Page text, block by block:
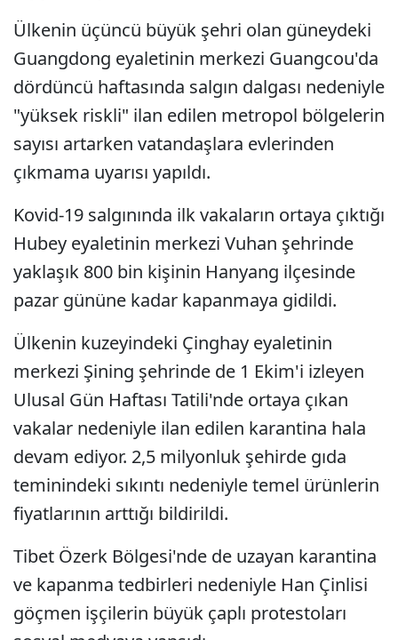
Ülkenin üçüncü büyük şehri olan güneydeki
Guangdong eyaletinin merkezi Guangcou'da
dördüncü haftasında salgın dalgası nedeniyle
"yüksek riskli" ilan edilen metropol bölgelerin
sayısı artarken vatandaşlara evlerinden
çıkmama uyarısı yapıldı.
Kovid-19 salgınında ilk vakaların ortaya çıktığı
Hubey eyaletinin merkezi Vuhan şehrinde
yaklaşık 800 bin kişinin Hanyang ilçesinde
pazar gününe kadar kapanmaya gidildi.
Ülkenin kuzeyindeki Çinghay eyaletinin
merkezi Şining şehrinde de 1 Ekim'i izleyen
Ulusal Gün Haftası Tatili'nde ortaya çıkan
vakalar nedeniyle ilan edilen karantina hala
devam ediyor. 2,5 milyonluk şehirde gıda
teminindeki sıkıntı nedeniyle temel ürünlerin
fiyatlarının arttığı bildirildi.
Tibet Özerk Bölgesi'nde de uzayan karantina
ve kapanma tedbirleri nedeniyle Han Çinlisi
göçmen işçilerin büyük çaplı protestoları